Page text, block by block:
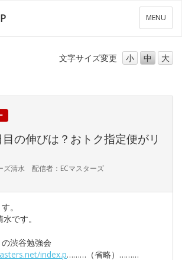
メ
ニ
ー
MENU
文字サイズ変更 小 中 大
の伸びは？おトク指定便がリ
ズ清水 配信者：ECマスターズ
。
です。
渋谷勉強会
index.p………（省略）………